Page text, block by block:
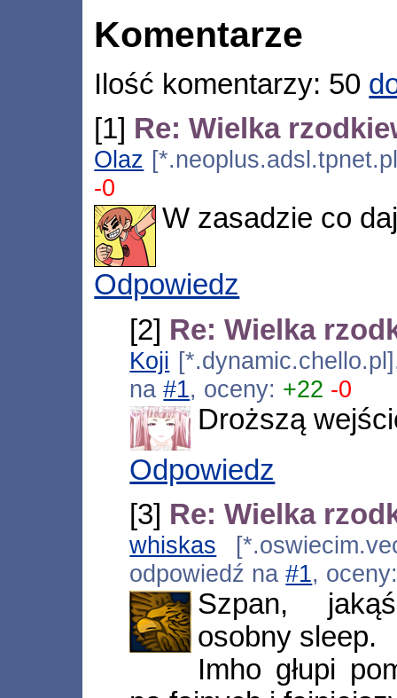
Komentarze
Ilość komentarzy: 50
[1] Re: Wielka
Olaz
-0
W zasadzie co
Odpowiedz
[2] Re: Wielka
Koji
na#1, oceny: +22 -0
Droższą
Odpowiedz
[3] Re: Wielka
whiskas
odpowiedź na#1,
Szpan,
osobny sleep.
Imho głupi